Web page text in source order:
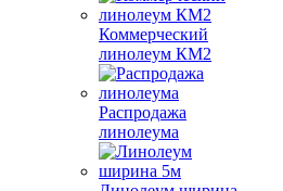
Коммерческий
линолеум КМ2
Распродажа
линолеума